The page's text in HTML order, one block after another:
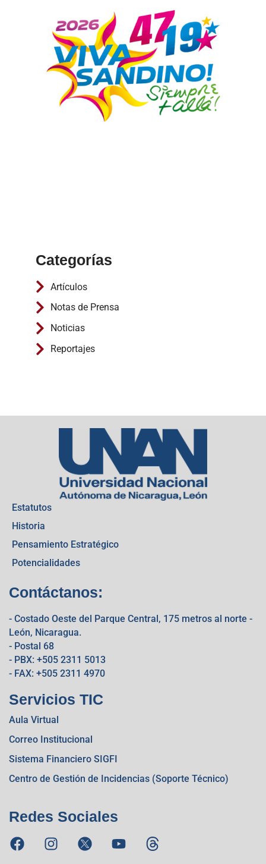
Categorías
Artículos
Notas de Prensa
Noticias
Reportajes
Estatutos
Historia
Pensamiento Estratégico
Potencialidades
Contáctanos:
- Costado Oeste del Parque Central, 175 metros al norte -
León, Nicaragua.
- Postal 68
- PBX: +505 2311 5013
- FAX: +505 2311 4970
Servicios TIC
Aula Virtual
Correo Institucional
Sistema Financiero SIGFI
Centro de Gestión de Incidencias (Soporte Técnico)
Redes Sociales